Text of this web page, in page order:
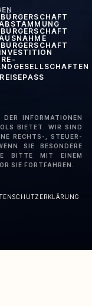
INFORMATIONEN
BIETET. WIR SIND
RECHTS-, STEUER-
SIE BESONDERE
BITTE MIT EINEM
SIE FORTFAHREN.
·